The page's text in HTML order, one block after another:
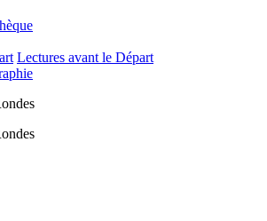
Lectures avant le Départ